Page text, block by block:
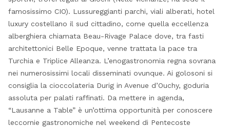
famosissimo CIO). Lussureggianti parchi, viali alberati, hotel
luxury costellano il sud cittadino, come quella eccellenza
alberghiera chiamata Beau-Rivage Palace dove, tra fasti
architettonici Belle Epoque, venne trattata la pace tra
Turchia e Triplice Alleanza. L’enogastronomia regna sovrana
nei numerosissimi locali disseminati ovunque. Ai golosoni si
consiglia la cioccolateria Durig in Avenue d’Ouchy, goduria
assoluta per palati raffinati. Da mettere in agenda,
“Lausanne a Table” è un’ottima opportunità per conoscere
leccornie gastronomiche nel weekend di Pentecoste